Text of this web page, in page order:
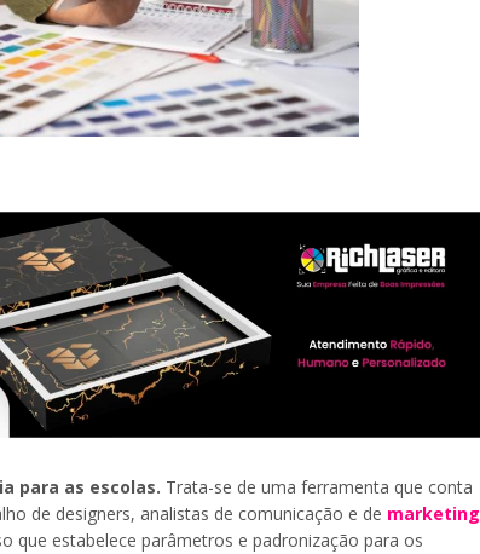
para as escolas. Trata-se de uma ferramenta que conta
de designers, analistas de comunicação e de marketing
que estabelece parâmetros e padronização para os